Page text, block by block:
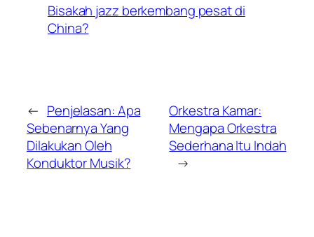
Bisakah jazz berkembang pesat di
China?
← Penjelasan: Apa
Sebenarnya Yang
Dilakukan Oleh
Konduktor Musik?
Orkestra Kamar:
Mengapa Orkestra
Sederhana Itu Indah
→